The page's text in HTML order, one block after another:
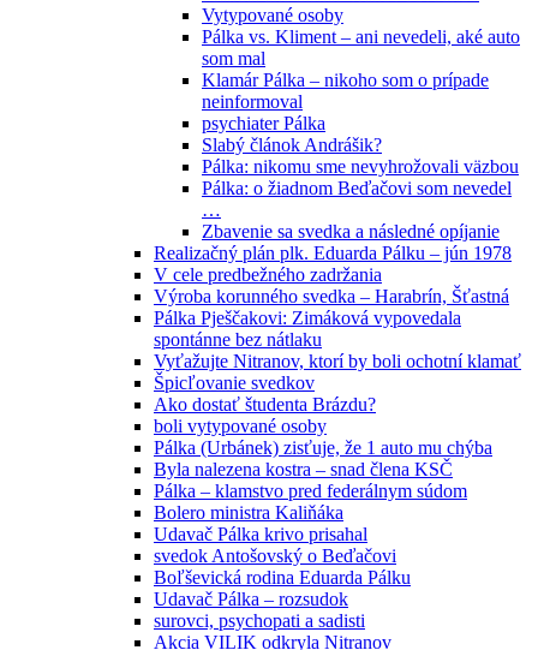
Vytypované osoby
Pálka vs. Kliment – ani nevedeli, aké auto
som mal
Klamár Pálka – nikoho som o prípade
neinformoval
psychiater Pálka
Slabý článok Andrášik?
Pálka: nikomu sme nevyhrožovali väzbou
Pálka: o žiadnom Beďačovi som nevedel
…
Zbavenie sa svedka a následné opíjanie
Realizačný plán plk. Eduarda Pálku – jún 1978
V cele predbežného zadržania
Výroba korunného svedka – Harabrín, Šťastná
Pálka Pješčakovi: Zimáková vypovedala
spontánne bez nátlaku
Vyťažujte Nitranov, ktorí by boli ochotní klamať
Špicľovanie svedkov
Ako dostať študenta Brázdu?
boli vytypované osoby
Pálka (Urbánek) zisťuje, že 1 auto mu chýba
Byla nalezena kostra – snad člena KSČ
Pálka – klamstvo pred federálnym súdom
Bolero ministra Kaliňáka
Udavač Pálka krivo prisahal
svedok Antošovský o Beďačovi
Boľševická rodina Eduarda Pálku
Udavač Pálka – rozsudok
surovci, psychopati a sadisti
Akcia VILIK odkryla Nitranov